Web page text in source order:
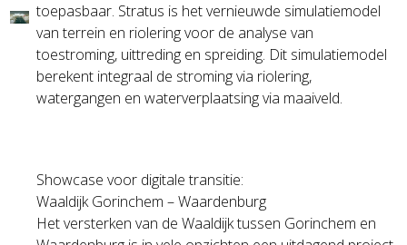
toepasbaar. Stratus is het vernieuwde simulatiemodel
van terrein en riolering voor de analyse van
toestroming, uittreding en spreiding. Dit simulatiemodel
berekent integraal de stroming via riolering,
watergangen en waterverplaatsing via maaiveld.
Showcase voor digitale transitie:
Waaldijk Gorinchem – Waardenburg
Het versterken van de Waaldijk tussen Gorinchem en